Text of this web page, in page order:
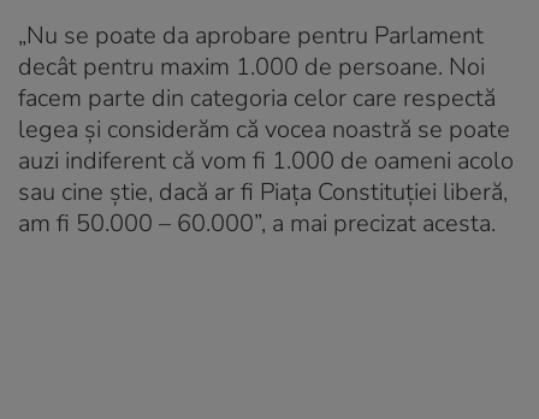
„Nu se poate da aprobare pentru Parlament
decât pentru maxim 1.000 de persoane. Noi
facem parte din categoria celor care respectă
legea și considerăm că vocea noastră se poate
auzi indiferent că vom fi 1.000 de oameni acolo
sau cine știe, dacă ar fi Piața Constituției liberă,
am fi 50.000 – 60.000”, a mai precizat acesta.